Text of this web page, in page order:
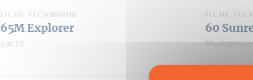
FICHE TECHNIQUE
60 Sunreef Power Eco
Multipower
FICHE
Sunreef
yacht